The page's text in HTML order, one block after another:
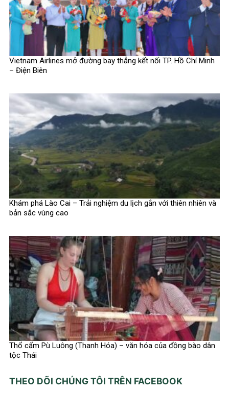
Vietnam Airlines mở đường bay thẳng kết nối TP. Hồ Chí Minh
– Điện Biên
Khám phá Lào Cai – Trải nghiệm du lịch gắn với thiên nhiên và
bản sắc vùng cao
Thổ cẩm Pù Luông (Thanh Hóa) – văn hóa của đồng bào dân
tộc Thái
THEO DÕI CHÚNG TÔI TRÊN FACEBOOK